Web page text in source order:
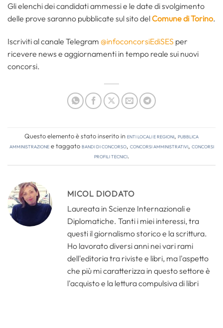
Gli elenchi dei candidati ammessi e le date di svolgimento
delle prove saranno pubblicate sul sito delComune di Torino.
Iscriviti al canale Telegram @infoconcorsiEdiSES per
ricevere news e aggiornamenti in tempo reale sui nuovi
concorsi.
Questo elemento è stato inserito inEnti locali e regioni, Pubblica
amministrazionee taggatobandi di concorso, concorsi amministrativi, concorsi
profili tecnici.
MICOL DIODATO
Laureata in Scienze Internazionali e
Diplomatiche. Tanti i miei interessi, tra
questi il giornalismo storico e la scrittura.
Ho lavorato diversi anni nei vari rami
dell'editoria tra riviste e libri, ma l'aspetto
che più mi caratterizza in questo settore è
l'acquisto e la lettura compulsiva di libri